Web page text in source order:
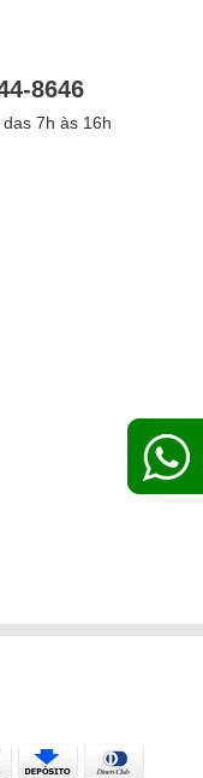
8646
7h às 16h